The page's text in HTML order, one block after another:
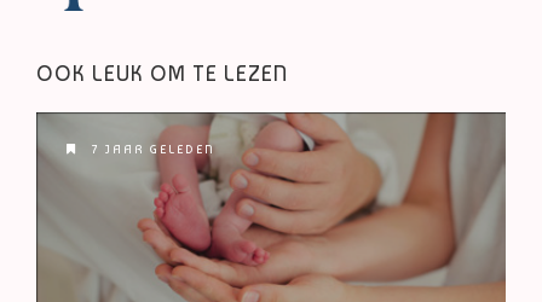
OOK LEUK OM TE LEZEN
7 JAAR GELEDEN